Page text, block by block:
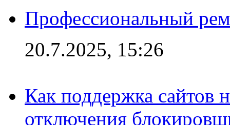
Профессиональный
20.7.2025, 15:26
Как поддержка сайтов
отключения